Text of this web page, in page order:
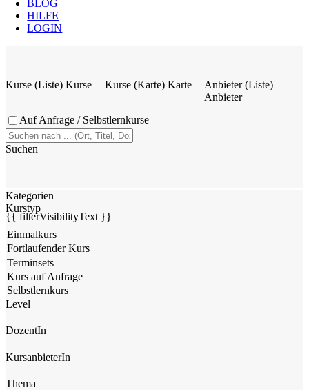
BLOG
HILFE
LOGIN
Kurse (Liste) Kurse Kurse (Karte) Karte
Anbieter (Liste)
Anbieter
Auf Anfrage / Selbstlernkurse
Suchen
{{ filterVisibilityText }}
Kategorien
Kurstyp
Level
DozentIn
KursanbieterIn
Thema